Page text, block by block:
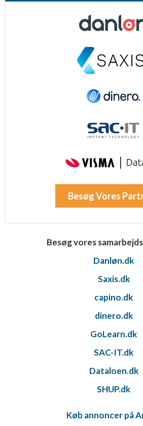
Besøg Vores
Besøg vores
Danløn.dk
Saxis.dk
capino.dk
dinero.dk
GoLearn.dk
SAC-IT.dk
Dataloen.dk
SHUP.dk
Køb annoncer på